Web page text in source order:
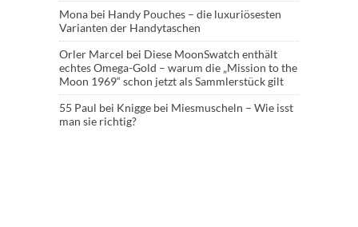
Mona bei Handy Pouches – die luxuriösesten
Varianten der Handytaschen
Orler Marcel bei Diese MoonSwatch enthält
echtes Omega-Gold – warum die „Mission to the
Moon 1969“ schon jetzt als Sammlerstück gilt
55 Paul bei Knigge bei Miesmuscheln – Wie isst
man sie richtig?